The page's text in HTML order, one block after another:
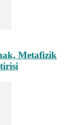
Metafizik